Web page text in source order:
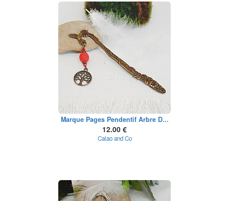
Marque Pages Pendentif Arbre D...
12.00 €
Calao and Co